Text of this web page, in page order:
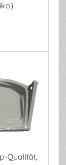
Qualität,